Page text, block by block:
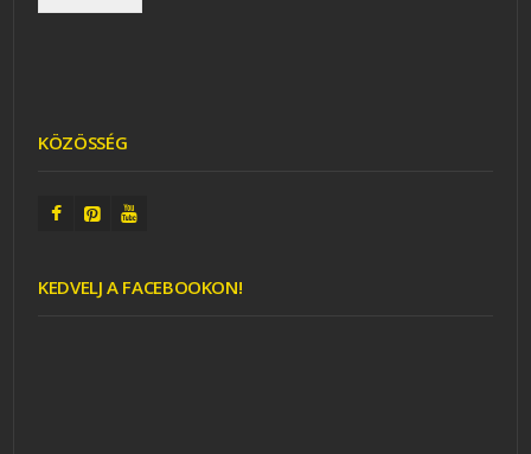
KÖZÖSSÉG
KEDVELJ A FACEBOOKON!